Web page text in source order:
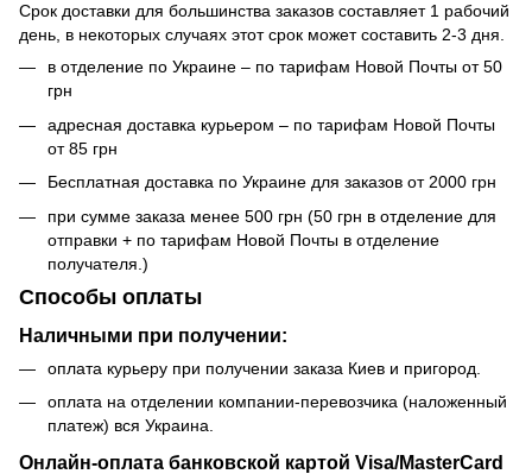
Срок доставки для большинства заказов составляет 1 рабочий
день, в некоторых случаях этот срок может составить 2-3 дня.
в отделение по Украине – по тарифам Новой Почты от 50
грн
адресная доставка курьером – по тарифам Новой Почты
от 85 грн
Бесплатная доставка по Украине для заказов от 2000 грн
при сумме заказа менее 500 грн (50 грн в отделение для
отправки + по тарифам Новой Почты в отделение
получателя.)
Способы оплаты
Наличными при получении:
оплата курьеру при получении заказа Киев и пригород.
оплата на отделении компании-перевозчика (наложенный
платеж) вся Украина.
Онлайн-оплата банковской картой Visa/MasterCard